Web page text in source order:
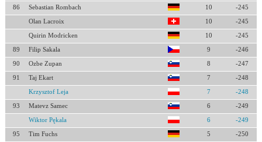
86 Sebastian Rombach 10 -245
Olan Lacroix 10 -245
Quirin Modricken 10 -245
89 Filip Sakala 9 -246
90 Ozbe Zupan 8 -247
91 Taj Ekart 7 -248
Krzysztof Leja 7 -248
93 Matevz Samec 6 -249
Wiktor Pękala 6 -249
95 Tim Fuchs 5 -250